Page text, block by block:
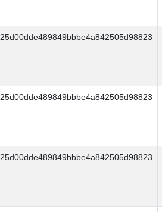
25d00dde489849bbbe4a842505d98823
25d00dde489849bbbe4a842505d98823
25d00dde489849bbbe4a842505d98823